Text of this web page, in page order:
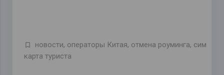
новости, операторы Китая, отмена роуминга, сим
карта туриста